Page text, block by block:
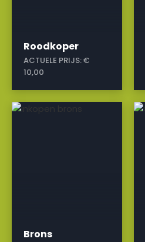
Roodkoper
ACTUELE PRIJS:€
10,00
Brons
a a